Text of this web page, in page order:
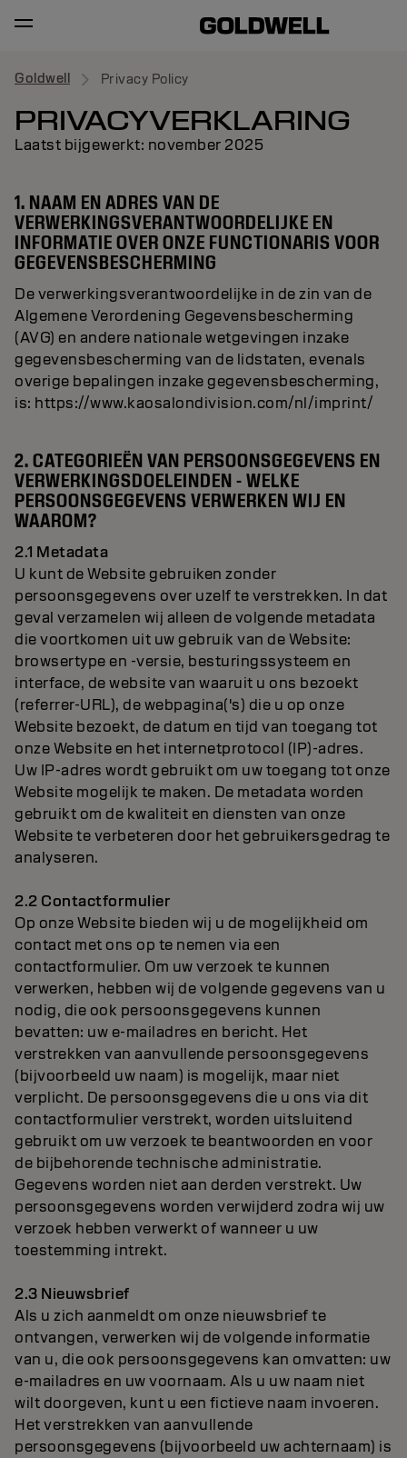
Goldwell Privacy Policy
PRIVACYVERKLARING
Laatst bijgewerkt: november 2025
1. NAAM EN ADRES VAN DE
VERWERKINGSVERANTWOORDELIJKE EN
INFORMATIE OVER ONZE FUNCTIONARIS VOOR
GEGEVENSBESCHERMING
De verwerkingsverantwoordelijke in de zin van de
Algemene Verordening Gegevensbescherming
(AVG) en andere nationale wetgevingen inzake
gegevensbescherming van de lidstaten, evenals
overige bepalingen inzake gegevensbescherming,
is: https://www.kaosalondivision.com/nl/imprint/
2. CATEGORIEËN VAN PERSOONSGEGEVENS EN
VERWERKINGSDOELEINDEN - WELKE
PERSOONSGEGEVENS VERWERKEN WIJ EN
WAAROM?
2.1 Metadata
U kunt de Website gebruiken zonder
persoonsgegevens over uzelf te verstrekken. In dat
geval verzamelen wij alleen de volgende metadata
die voortkomen uit uw gebruik van de Website:
browsertype en -versie, besturingssysteem en
interface, de website van waaruit u ons bezoekt
(referrer-URL), de webpagina('s) die u op onze
Website bezoekt, de datum en tijd van toegang tot
onze Website en het internetprotocol (IP)-adres.
Uw IP-adres wordt gebruikt om uw toegang tot onze
Website mogelijk te maken. De metadata worden
gebruikt om de kwaliteit en diensten van onze
Website te verbeteren door het gebruikersgedrag te
analyseren.
2.2 Contactformulier
Op onze Website bieden wij u de mogelijkheid om
contact met ons op te nemen via een
contactformulier. Om uw verzoek te kunnen
verwerken, hebben wij de volgende gegevens van u
nodig, die ook persoonsgegevens kunnen
bevatten: uw e-mailadres en bericht. Het
verstrekken van aanvullende persoonsgegevens
(bijvoorbeeld uw naam) is mogelijk, maar niet
verplicht. De persoonsgegevens die u ons via dit
contactformulier verstrekt, worden uitsluitend
gebruikt om uw verzoek te beantwoorden en voor
de bijbehorende technische administratie.
Gegevens worden niet aan derden verstrekt. Uw
persoonsgegevens worden verwijderd zodra wij uw
verzoek hebben verwerkt of wanneer u uw
toestemming intrekt.
2.3 Nieuwsbrief
Als u zich aanmeldt om onze nieuwsbrief te
ontvangen, verwerken wij de volgende informatie
van u, die ook persoonsgegevens kan omvatten: uw
e-mailadres en uw voornaam. Als u uw naam niet
wilt doorgeven, kunt u een fictieve naam invoeren.
Het verstrekken van aanvullende
persoonsgegevens (bijvoorbeeld uw achternaam) is